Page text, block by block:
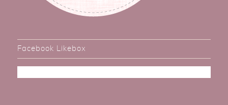
Facebook Likebox